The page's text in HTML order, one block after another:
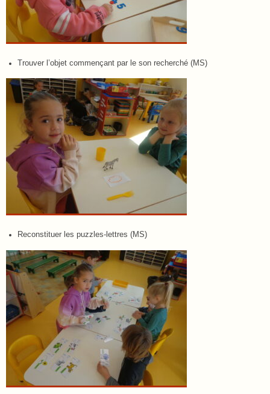
Trouver l’objet commençant par le son recherché (MS)
Reconstituer les puzzles-lettres (MS)